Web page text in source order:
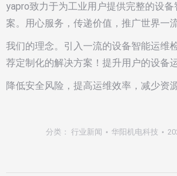
yapro致力于为工业用户提供完整的设
案。用心服务，传递价值，推广世界一
我们的理念。引入一流的设备智能运维
荐定制化的解决方案！提升用户的设备
降低安全风险，提高运维效率，减少资
分类： 行业新闻 华阳机电科技